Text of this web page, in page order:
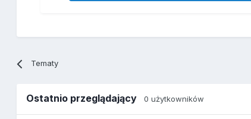
Tematy
Ostatnio przeglądający0 użytkowników